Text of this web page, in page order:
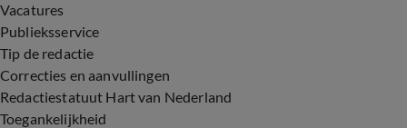
Vacatures
Publieksservice
Tip de redactie
Correcties en aanvullingen
Redactiestatuut Hart van Nederland
Toegankelijkheid